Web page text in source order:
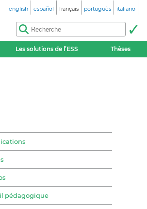
english español français português italiano
Les solutions de l’ESS Thèses
pédagogique